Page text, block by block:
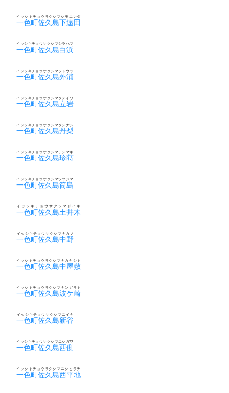
一色町佐久島下遠田
イッシキチョウサクシマシモエンダ
一色町佐久島白浜
イッシキチョウサクシマシラハマ
一色町佐久島外浦
イッシキチョウサクシマソトウラ
一色町佐久島立岩
イッシキチョウサクシマタテイワ
一色町佐久島丹梨
イッシキチョウサクシマタンナシ
一色町佐久島珍蒔
イッシキチョウサクシマチンマキ
一色町佐久島筒島
イッシキチョウサクシマツツジマ
一色町佐久島土井木
イッシキチョウサクシマドイキ
一色町佐久島中野
イッシキチョウサクシマナカノ
一色町佐久島中屋敷
イッシキチョウサクシマナカヤシキ
一色町佐久島波ケ崎
イッシキチョウサクシマナンガサキ
一色町佐久島新谷
イッシキチョウサクシマニイヤ
一色町佐久島西側
イッシキチョウサクシマニシガワ
一色町佐久島西平地
イッシキチョウサクシマニシヒラチ